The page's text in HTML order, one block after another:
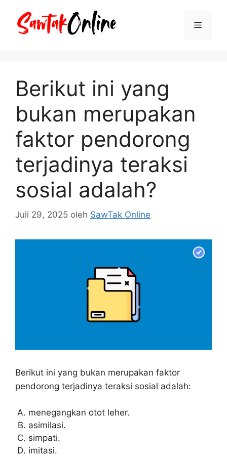
Menu
Berikut ini yang
bukan merupakan
faktor pendorong
terjadinya teraksi
sosial adalah?
Juli 29, 2025 oleh SawTak Online
Berikut ini yang bukan merupakan faktor
pendorong terjadinya teraksi sosial adalah:
menegangkan otot leher.
asimilasi.
simpati.
imitasi.